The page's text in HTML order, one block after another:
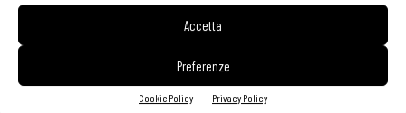
Accetta
Preferenze
Cookie Policy Privacy Policy
GLI ARTICOLI PIÙ LETTI